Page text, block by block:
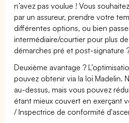
n’avez pas voulue ! Vous
par un assureur, prendre votre
différentes options, ou bien
intermédiaire/courtier pour plus
démarches pré et post-signature
Deuxième avantage ?
pouvez obtenir via la loi Madelin.
au-dessus, mais vous pouvez
étant mieux couvert en exerçant
/ Inspectrice de conformité